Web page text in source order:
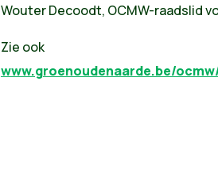
Wouter Decoodt, OCMW-raadslid
Zie ook
www.groenoudenaarde.be/